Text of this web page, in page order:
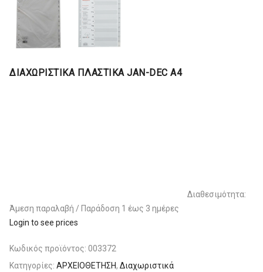
ΔΙΑΧΩΡΙΣΤΙΚΑ ΠΛΑΣΤΙΚΑ JAN-DEC Α4
Διαθεσιμότητα:
Άμεση παραλαβή / Παράδoση 1 έως 3 ημέρες
Login to see prices
Κωδικός προϊόντος: 003372
Κατηγορίες: ΑΡΧΕΙΟΘΕΤΗΣΗ, Διαχωριστικά